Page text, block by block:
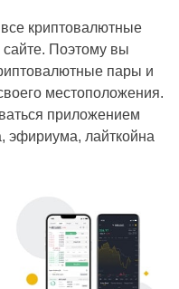
криптовалютные
Поэтому вы
пары и
местоположения.
приложением
эфириума, лайткойна